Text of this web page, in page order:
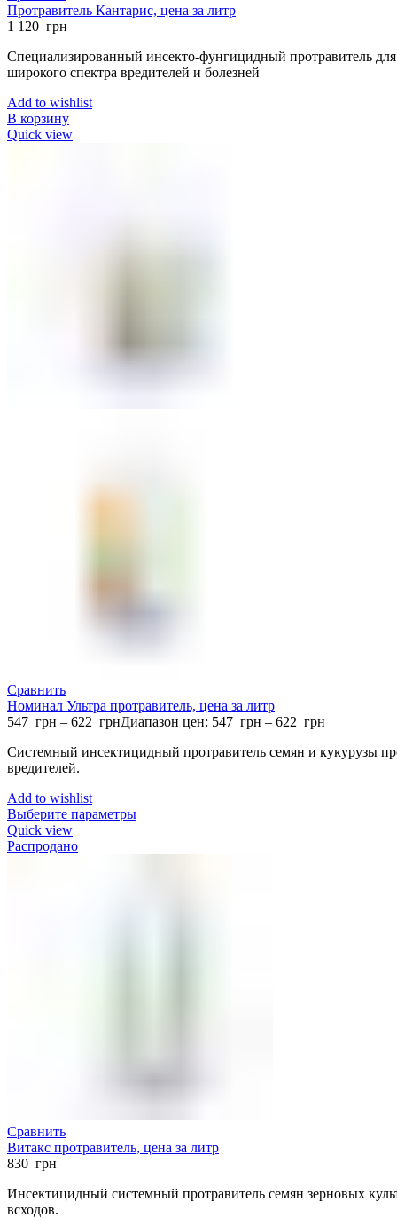
Протравитель Кантарис, цена за литр
1 120 грн
Специализированный инсекто-фунгицидный протравитель
широкого спектра вредителей и болезней
Add to wishlist
В корзину
Quick view
Сравнить
Номинал Ультра протравитель, цена за литр
547 грн – 622 грнДиапазон цен: 547 грн – 622 грн
Системный инсектицидный протравитель семян и кукурузы
вредителей.
Add to wishlist
Выберите параметры
Quick view
Распродано
Сравнить
Витакс протравитель, цена за литр
830 грн
Инсектицидный системный протравитель семян зерновых
всходов.